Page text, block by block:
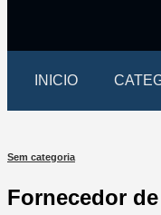
INICIO
Sem categoria
Fornecedor